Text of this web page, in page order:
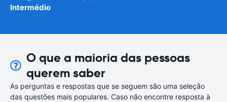
Intermédio
O que a maioria das pessoas
querem saber
As perguntas e respostas que se seguem são uma seleção
das questões mais populares. Caso não encontre resposta à